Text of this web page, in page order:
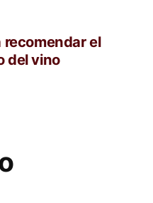
recomendar el
del vino